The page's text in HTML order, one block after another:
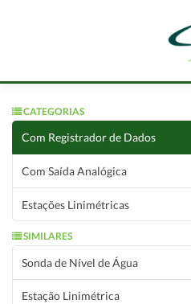
CATEGORIAS
Com Registrador de Dados
Com Saída Analógica
Estações Linimétricas
SIMILARES
Sonda de Nível de Água
Estação Linimétrica